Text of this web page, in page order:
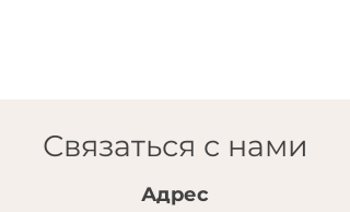
Связаться с нами
Адрес